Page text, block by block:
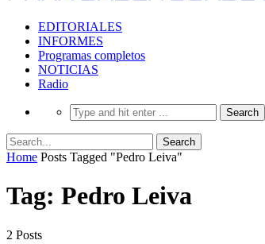
EDITORIALES
INFORMES
Programas completos
NOTICIAS
Radio
Home Posts Tagged "Pedro Leiva"
Tag: Pedro Leiva
2 Posts